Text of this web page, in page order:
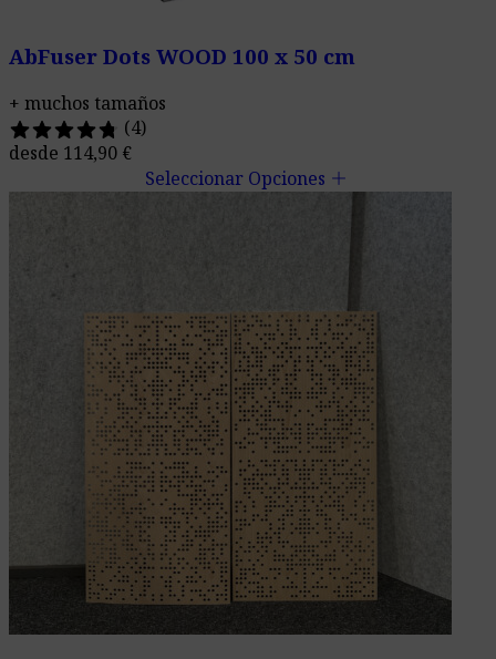
AbFuser Dots WOOD 100 x 50 cm
+ muchos tamaños
(4)
desde 114,90 €
Seleccionar Opciones add